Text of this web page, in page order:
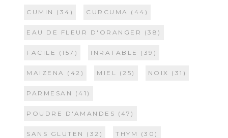
CUMIN (34) CURCUMA (44)
EAU DE FLEUR D'ORANGER (38)
FACILE (157) INRATABLE (39)
MAIZENA (42) MIEL (25) NOIX (31)
PARMESAN (41)
POUDRE D'AMANDES (47)
SANS GLUTEN (32) THYM (30)